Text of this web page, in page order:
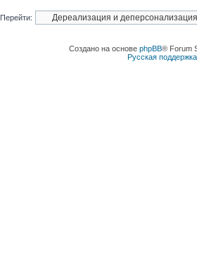
Перейти:
Создано на основе phpBB® Forum
Русская